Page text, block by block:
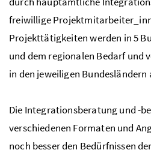
freiwillige
Projekttätigkeiten werden in 5
und dem regionalen Bedarf und
in den jeweiligen Bundesländern
Die Integrationsberatung und -
verschiedenen Formaten und
noch besser den Bedürfnissen